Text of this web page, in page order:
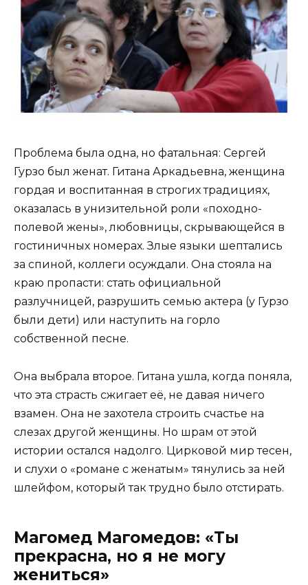
Проблема была одна, но фатальная: Сергей
Гурзо был женат. Гитана Аркадьевна, женщина
гордая и воспитанная в строгих традициях,
оказалась в унизительной роли «походно-
полевой жены», любовницы, скрывающейся в
гостиничных номерах. Злые языки шептались
за спиной, коллеги осуждали. Она стояла на
краю пропасти: стать официальной
разлучницей, разрушить семью актера (у Гурзо
были дети) или наступить на горло
собственной песне.
Она выбрала второе. Гитана ушла, когда поняла,
что эта страсть сжигает её, не давая ничего
взамен. Она не захотела строить счастье на
слезах другой женщины. Но шрам от этой
истории остался надолго. Цирковой мир тесен,
и слухи о «романе с женатым» тянулись за ней
шлейфом, который так трудно было отстирать.
Магомед Магомедов: «Ты
прекрасна, но я не могу
жениться»